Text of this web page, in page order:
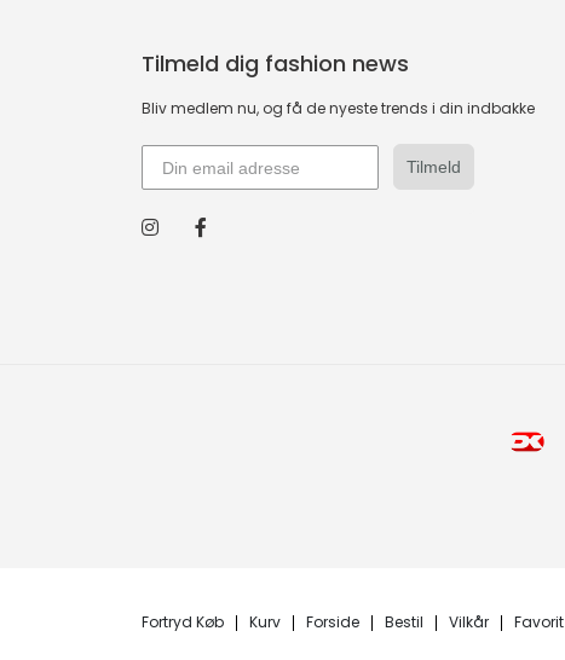
Tilmeld dig fashion news
Bliv medlem nu, og få de nyeste trends i din indbakke
Tilmeld
Fortryd Køb Kurv Forside Bestil Vilkår Favorit